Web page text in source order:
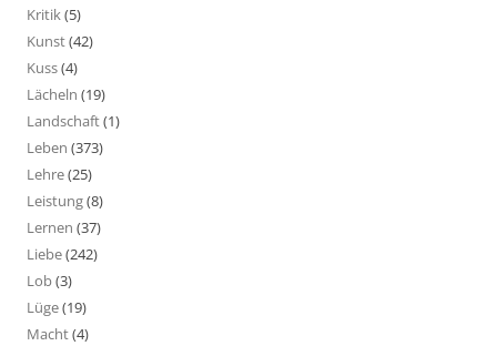
Kritik(5)
Kunst(42)
Kuss(4)
Lächeln (19)
Landschaft(1)
Leben (373)
Lehre(25)
Leistung(8)
Lernen (37)
Liebe(242)
Lob(3)
Lüge(19)
Macht(4)